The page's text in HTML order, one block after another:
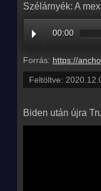
Szélárnyék: A
00:00
Forrás: https://anchor.fm/tribun/episodes/
Feltöltve:
Biden után újra